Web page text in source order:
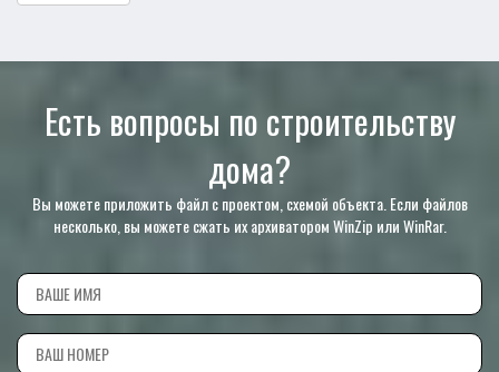
Есть вопросы по строительству
дома?
Вы можете приложить файл с проектом, схемой объекта. Если файлов
несколько, вы можете сжать их архиватором WinZip или WinRar.